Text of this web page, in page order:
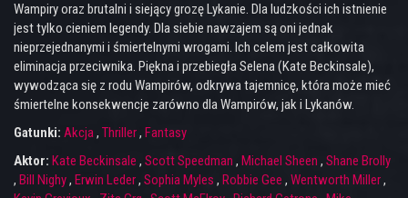
Wampiry oraz brutalni i siejący grozę Lykanie. Dla ludzkości ich istnienie
jest tylko cieniem legendy. Dla siebie nawzajem są oni jednak
nieprzejednanymi i śmiertelnymi wrogami. Ich celem jest całkowita
eliminacja przeciwnika. Piękna i przebiegła Selena (Kate Beckinsale),
wywodząca się z rodu Wampirów, odkrywa tajemnicę, która może mieć
śmiertelne konsekwencje zarówno dla Wampirów, jak i Lykanów.
Gatunki: Akcja, Thriller, Fantasy
Aktor: Kate Beckinsale , Scott Speedman , Michael Sheen , Shane Brolly
, Bill Nighy, Erwin Leder, Sophia Myles , Robbie Gee , Wentworth Miller,